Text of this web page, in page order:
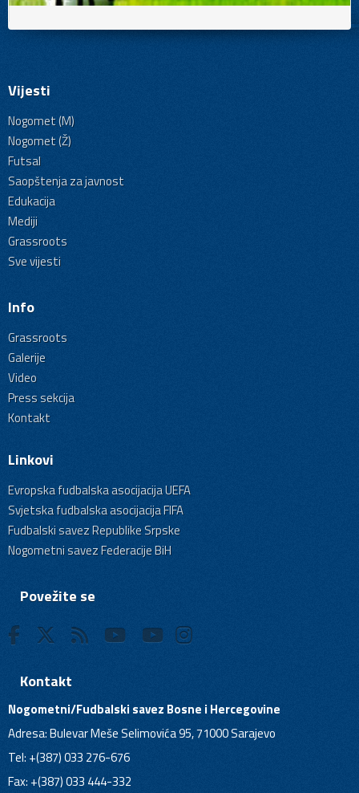
Vijesti
Nogomet (M)
Nogomet (Ž)
Futsal
Saopštenja za javnost
Edukacija
Mediji
Grassroots
Sve vijesti
Info
Grassroots
Galerije
Video
Press sekcija
Kontakt
Linkovi
Evropska fudbalska asocijacija UEFA
Svjetska fudbalska asocijacija FIFA
Fudbalski savez Republike Srpske
Nogometni savez Federacije BiH
Povežite se
Kontakt
Nogometni/Fudbalski savez Bosne i Hercegovine
Adresa: Bulevar Meše Selimovića 95, 71000 Sarajevo
Tel: +(387) 033 276-676
Fax: +(387) 033 444-332